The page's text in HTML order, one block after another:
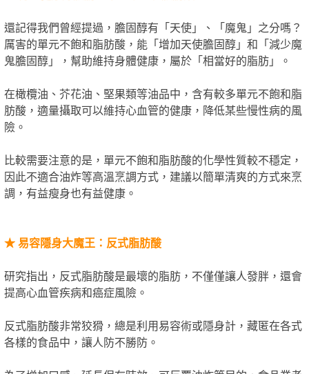
還記得我們曾經提過，膽固醇有「天使」、「魔鬼」之分嗎？
厲害的單元不飽和脂肪酸，能「增加天使膽固醇」和「減少魔
鬼膽固醇」，幫助維持身體健康，屬於「相當好的脂肪」。
在橄欖油、芥花油、堅果類等油品中，含有較多單元不飽和脂
肪酸，適量攝取可以維持心血管的健康，降低某些慢性病的風
險。
比較需要注意的是，單元不飽和脂肪酸的化學性質較不穩定，
因此不適合油炸等高溫烹調方式，建議以簡單清爽的方式來烹
調，有益瘦身也有益健康。
★易容隱身大魔王：反式脂肪酸
研究指出，反式脂肪酸是最壞的脂肪，不僅僅讓人發胖，還會
提高心血管疾病和癌症風險。
反式脂肪酸非常狡猾，總是利用易容術或隱身計，藏匿在各式
各樣的食品中，讓人防不勝防。